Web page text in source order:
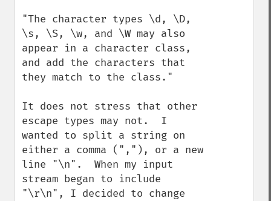
"The character types \d, \D,
\s, \S, \w, and \W may also
appear in a character class,
and add the characters that
they match to the class."
It does not stress that other
escape types may not.  I
wanted to split a string on
either a comma (","), or a new
line "\n".  When my input
stream began to include
"\r\n", I decided to change